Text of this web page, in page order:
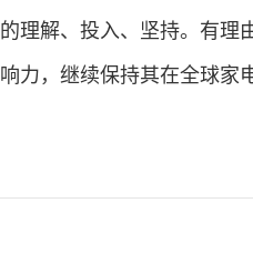
的理解、投入、坚持。有理
响力，继续保持其在全球家